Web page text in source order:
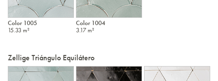
Color 1005
15.33 m²
Color 1004
3.17 m²
Zellige Triángulo Equilátero